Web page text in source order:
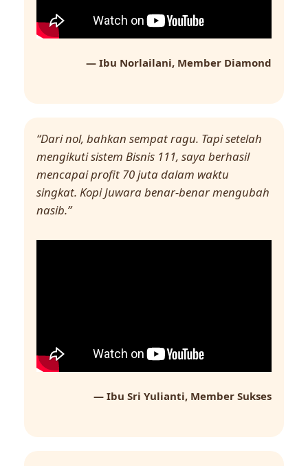
— Ibu Norlailani, Member Diamond
“Dari nol, bahkan sempat ragu. Tapi setelah
mengikuti sistem Bisnis 111, saya berhasil
mencapai profit 70 juta dalam waktu
singkat. Kopi Juwara benar-benar mengubah
nasib.”
— Ibu Sri Yulianti, Member Sukses